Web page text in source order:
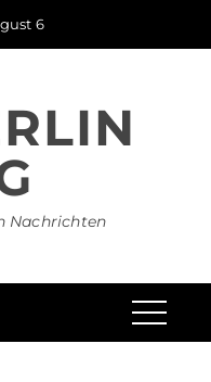
6
Nachrichten